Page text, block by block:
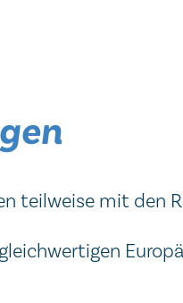
teilweise mit den